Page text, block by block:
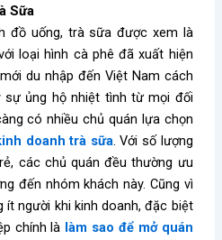
Sữa
đồ uống, trà sữa được xem là
loại hình cà phê đã xuất hiện
du nhập đến Việt Nam cách
sự ủng hộ nhiệt tình từ mọi đối
có nhiều chủ quán lựa chọn
doanh trà sữa. Với số lượng
các chủ quán đều thường ưu
đến nhóm khách này. Cũng vì
ít người khi kinh doanh, đặc biệt
chính là làm sao để mở quán